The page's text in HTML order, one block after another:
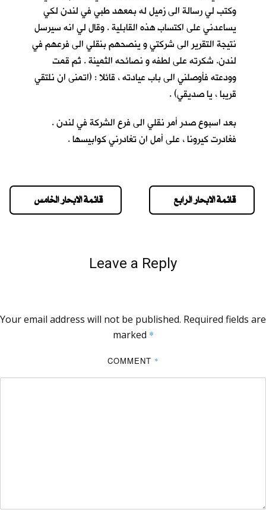
وكتب لي رسالة الى زميل له بمعهد طبي في لندن لكي
يساعدني على اكتساب هذه القابلية . وقال لي انه سيرسل
نتيجة التقرير الى شركتي و ينصحهم بنقلي الى فرعهم في
لندن. شكرته على لطفه و نصائحه الثمينة . ثم قمت
وودعته فأوصلني الى باب عيادته ، قائلا : (اتمنى ان نلتقي
قريبا ، يا صديقي) .
بعد اسبوع صدر أمر نقلي الى فرع الشركة في لندن .
فغادرت كيرونا ، على أمل ان تغادرني كوابيسها .
قائمة الابحار الخامس قائمة الابحار الرابع
Leave a Reply
Your email address will not be published. Required fields are
marked *
COMMENT *